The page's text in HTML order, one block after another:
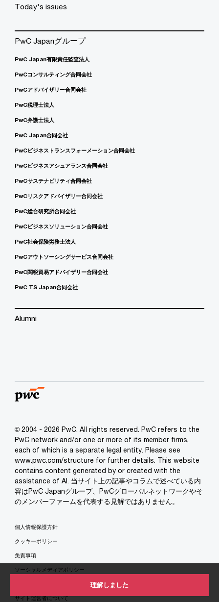
理解しました
Today's issues
PwC Japanグループ
PwC Japan有限責任監査法人
PwCコンサルティング合同会社
PwCアドバイザリー合同会社
PwC税理士法人
PwC弁護士法人
PwC Japan合同会社
PwCビジネストランスフォーメーション合同会社
PwCビジネスアシュアランス合同会社
PwCサステナビリティ合同会社
PwCリスクアドバイザリー合同会社
PwC総合研究所合同会社
PwCビジネスソリューション合同会社
PwC社会保険労務士法人
PwCアウトソーシングサービス合同会社
PwC関税貿易アドバイザリー合同会社
PwC TS Japan合同会社
Alumni
© 2004 - 2026 PwC. All rights reserved. PwC refers to the
PwC network and/or one or more of its member firms,
each of which is a separate legal entity. Please see
www.pwc.com/structure for further details. This website
contains content generated by or created with the
assistance of AI. 当サイト上の記事やコラムで述べている内
容はPwC Japanグループ、PwCグローバルネットワークやそ
のメンバーファームを代表する見解ではありません。
個人情報保護方針
クッキーポリシー
免責事項
ソーシャルメディアポリシー
サイト運営者について